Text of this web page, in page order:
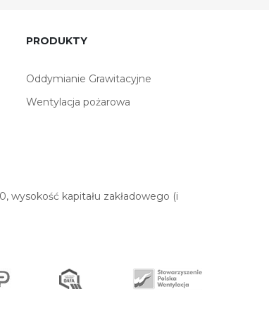
PRODUKTY
Oddymianie Grawitacyjne
Wentylacja pożarowa
wysokość kapitału zakładowego (i